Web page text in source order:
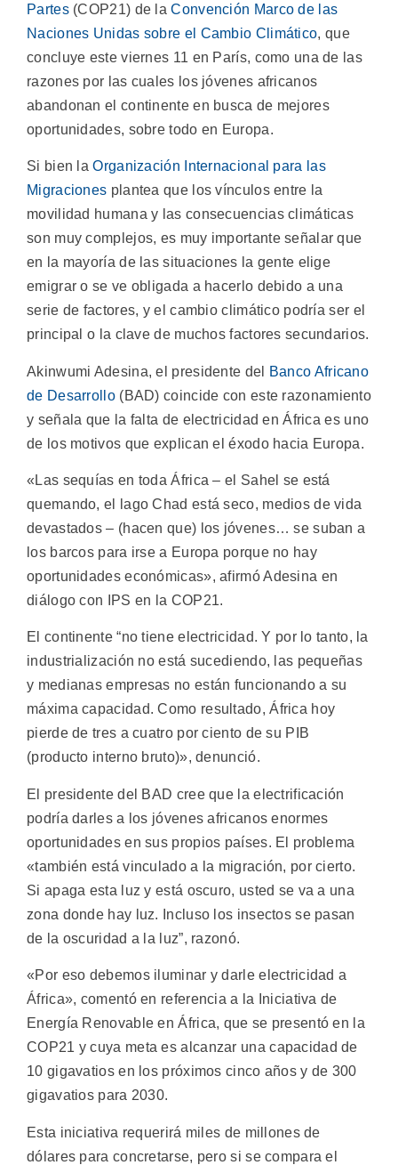
Partes(COP21) de laConvención Marco de las
Naciones Unidas sobre el Cambio Climático, que
concluye este viernes 11 en París, como una de las
razones por las cuales los jóvenes africanos
abandonan el continente en busca de mejores
oportunidades, sobre todo en Europa.
Si bien laOrganización Internacional para las
Migraciones plantea que los vínculos entre la
movilidad humana y las consecuencias climáticas
son muy complejos, es muy importante señalar que
en la mayoría de las situaciones la gente elige
emigrar o se ve obligada a hacerlo debido a una
serie de factores, y el cambio climático podría ser el
principal o la clave de muchos factores secundarios.
Akinwumi Adesina, el presidente del
Banco Africano
de Desarrollo(BAD) coincide con este razonamiento
y señala que la falta de electricidad en África es uno
de los motivos que explican el éxodo hacia Europa.
«Las sequías en toda África – el Sahel se está
quemando, el lago Chad está seco, medios de vida
devastados – (hacen que) los jóvenes… se suban a
los barcos para irse a Europa porque no hay
oportunidades económicas», afirmó Adesina en
diálogo con IPS en la COP21.
El continente “no tiene electricidad. Y por lo tanto, la
industrialización no está sucediendo, las pequeñas
y medianas empresas no están funcionando a su
máxima capacidad. Como resultado, África hoy
pierde de tres a cuatro por ciento de su PIB
(producto interno bruto)», denunció.
El presidente del BAD cree que la electrificación
podría darles a los jóvenes africanos enormes
oportunidades en sus propios países. El problema
«también está vinculado a la migración, por cierto.
Si apaga esta luz y está oscuro, usted se va a una
zona donde hay luz. Incluso los insectos se pasan
de la oscuridad a la luz”, razonó.
«Por eso debemos iluminar y darle electricidad a
África», comentó en referencia a la Iniciativa de
Energía Renovable en África, que se presentó en la
COP21 y cuya meta es alcanzar una capacidad de
10 gigavatios en los próximos cinco años y de 300
gigavatios para 2030.
Esta iniciativa requerirá miles de millones de
dólares para concretarse, pero si se compara el